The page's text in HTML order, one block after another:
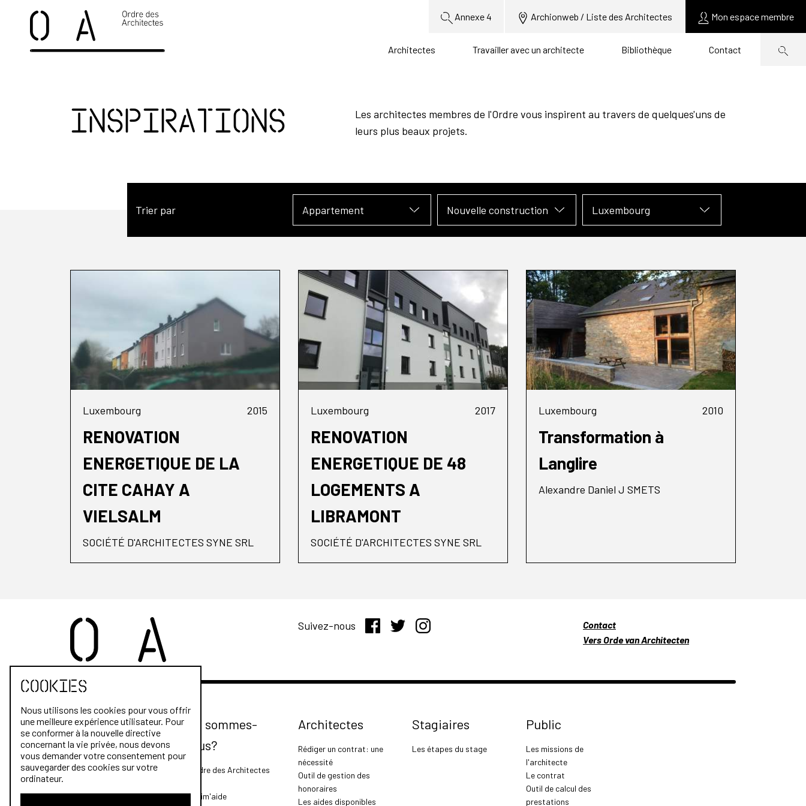
Annexe 4 Archionweb / Liste des Architectes Mon espace membre
Architectes Travailler avec un architecte Bibliothèque Contact
Inspirations
Les architectes membres de l'Ordre vous inspirent au travers de quelques'uns de
leurs plus beaux projets.
Trier par Appartement Nouvelle construction Luxembourg
Luxembourg 2015
RENOVATION
ENERGETIQUE DE LA
CITE CAHAY A
VIELSALM
SOCIÉTÉ D'ARCHITECTES SYNE SRL
Luxembourg 2017
RENOVATION
ENERGETIQUE DE 48
LOGEMENTS A
LIBRAMONT
SOCIÉTÉ D'ARCHITECTES SYNE SRL
Luxembourg 2010
Transformation à
Langlire
Alexandre Daniel J SMETS
Suivez-nous
Contact
Vers Orde van Architecten
Qui sommes-
nous?
L'Ordre des Architectes
Archim'aide
Architectes
Rédiger un contrat: une
nécessité
Outil de gestion des
honoraires
Les aides disponibles
Stagiaires
Les étapes du stage
Public
Les missions de
l'architecte
Le contrat
Outil de calcul des
prestations
Cookies
Nous utilisons les cookies pour vous offrir
une meilleure expérience utilisateur. Pour
se conformer à la nouvelle directive
concernant la vie privée, nous devons
vous demander votre consentement pour
sauvegarder des cookies sur votre
ordinateur.